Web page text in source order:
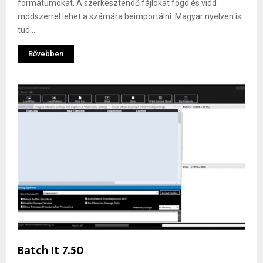
formátumokat. A szerkesztendő fájlokat fogd és vidd
módszerrel lehet a számára beimportálni. Magyar nyelven is
tud....
Bővebben
Batch It 7.50